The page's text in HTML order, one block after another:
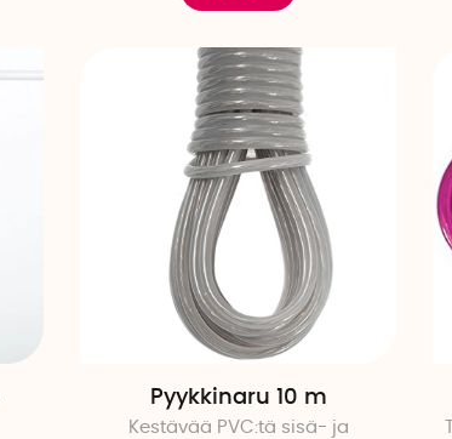
Pyykkinaru 10 m
Kestävää PVC:tä sisä- ja